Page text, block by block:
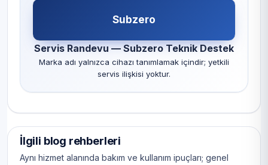
Subzero
Servis Randevu — Subzero Teknik Destek
Marka adı yalnızca cihazı tanımlamak içindir; yetkili
servis ilişkisi yoktur.
İlgili blog rehberleri
Aynı hizmet alanında bakım ve kullanım ipuçları; genel